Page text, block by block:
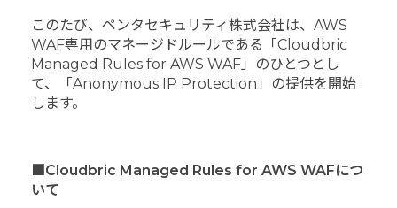
このたび、ペンタセキュリティ株式会社は、AWS
WAF専用のマネージドルールである「Cloudbric
Managed Rules for AWS WAF」のひとつとし
て、「Anonymous IP Protection」の提供を開始
します。
■Cloudbric Managed Rules for AWS WAFにつ
いて